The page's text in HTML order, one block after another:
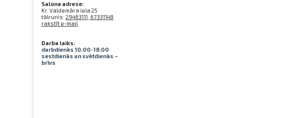
Salona adrese:
Kr. Valdemāra iela 25
tālrunis: 29463111, 67331148
rakstīt e-mail
Darba laiks:
darbdienās 10:00-18:00
sestdienās un svētdienās –
brīvs